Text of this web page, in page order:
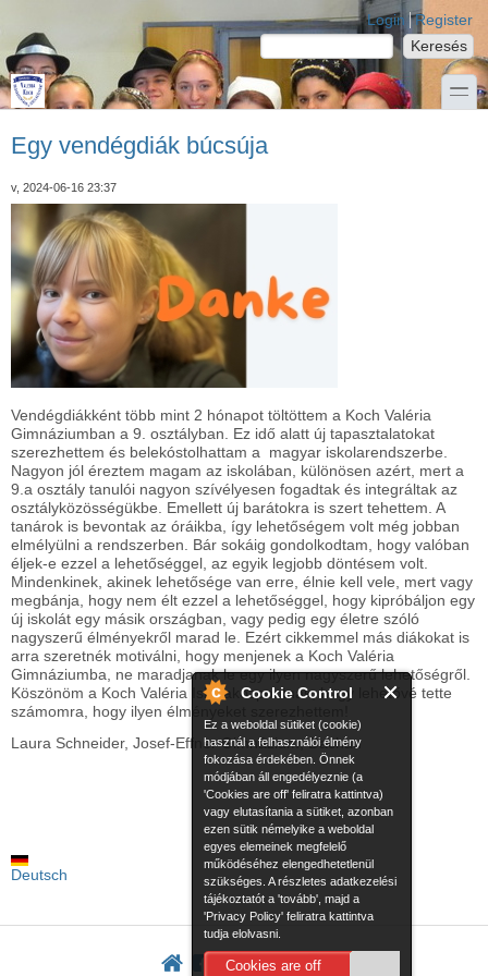
Cookie Control
Ez a weboldal sütiket (cookie)
használ a felhasználói élmény
fokozása érdekében. Önnek
módjában áll engedélyeznie (a
'Cookies are off' feliratra kattintva)
vagy elutasítania a sütiket, azonban
ezen sütik némelyike a weboldal
egyes elemeinek megfelelő
működéséhez elengedhetetlenül
szükséges. A részletes adatkezelési
tájékoztatót a 'tovább', majd a
'Privacy Policy' feliratra kattintva
tudja elolvasni.
Cookies are off
Login links Login Register
Keresés űrlap
Keresés
toggle
Egy vendégdiák búcsúja
v, 2024-06-16 23:37
Vendégdiákként több mint 2 hónapot töltöttem a Koch Valéria
Gimnáziumban a 9. osztályban. Ez idő alatt új tapasztalatokat
szerezhettem és belekóstolhattam a magyar iskolarendszerbe.
Nagyon jól éreztem magam az iskolában, különösen azért, mert a
9.a osztály tanulói nagyon szívélyesen fogadtak és integráltak az
osztályközösségükbe. Emellett új barátokra is szert tehettem. A
tanárok is bevontak az óráikba, így lehetőségem volt még jobban
elmélyülni a rendszerben. Bár sokáig gondolkodtam, hogy valóban
éljek-e ezzel a lehetőséggel, az egyik legjobb döntésem volt.
Mindenkinek, akinek lehetősége van erre, élnie kell vele, mert vagy
megbánja, hogy nem élt ezzel a lehetőséggel, hogy kipróbáljon egy
új iskolát egy másik országban, vagy pedig egy életre szóló
nagyszerű élményekről marad le. Ezért cikkemmel más diákokat is
arra szeretnék motiválni, hogy menjenek a Koch Valéria
Gimnáziumba, ne maradjanak le egy ilyen nagyszerű lehetőségről.
Köszönöm a Koch Valéria Iskolaközpontnak, hogy lehetővé tette
számomra, hogy ilyen élményeket szerezhettem!
Laura Schneider, Josef-Effner Gimnázium, Dachau
Deutsch